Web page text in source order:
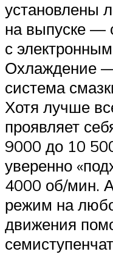
установлены
на выпуске —
с
Охлаждение
система
Хотя лучше
проявляет
9000 до 10
уверенно
4000 об/мин.
режим на
движения